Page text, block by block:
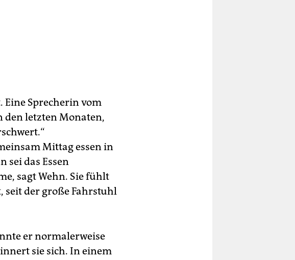
Eine Sprecherin vom
den letzten Monaten,
Mittag essen in
sei das Essen
sagt Wehn. Sie fühlt
seit der große Fahrstuhl
er normalerweise
sie sich. In einem